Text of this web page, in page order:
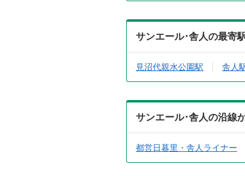
サンエール･舎人の最寄
見沼代親水公園駅 舎人
サンエール･舎人の沿線
都営日暮里・舎人ライナー